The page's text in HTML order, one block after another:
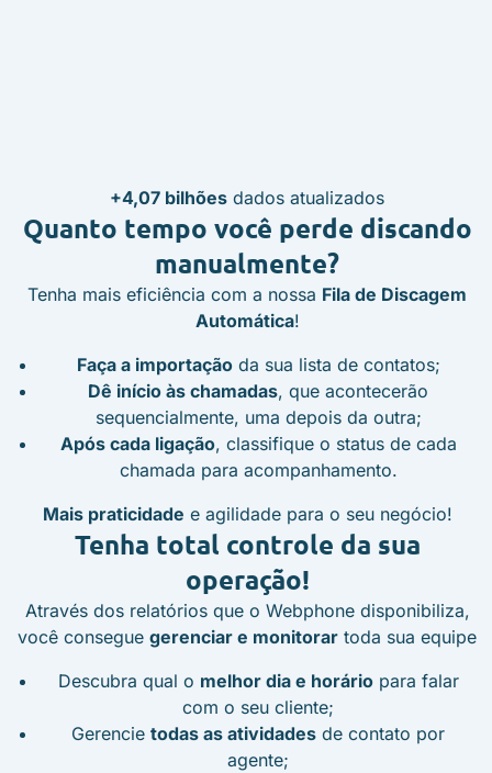
+4,07 bilhões dados atualizados
Quanto tempo você perde discando
manualmente?
Tenha mais eficiência com a nossa Fila de Discagem
Automática!
Faça a importaçãoda sua lista de contatos;
Dê início às chamadas, que acontecerão
sequencialmente, uma depois da outra;
Após cada ligação, classifique o status de cada
chamada para acompanhamento.
Mais praticidade e agilidade para o seu negócio!
Tenha total controle da sua
operação!
Através dos relatórios que o Webphone disponibiliza,
você consegue gerenciar e monitorar toda sua equipe
Descubra qual o melhor dia e horáriopara falar
com o seu cliente;
Gerencie todas as atividades de contato por
agente;